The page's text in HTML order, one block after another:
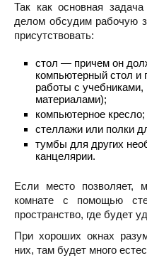
Так как основная
делом обсудим рабочую
присутствовать:
стол — причем он
компьютерный стол и
работы с
материалами);
компьютерное кресло;
стеллажи или полки
тумбы для других
канцелярии.
Если место позволяет,
комнате с помощью
пространство, где будет
При хороших окнах
них, там будет много